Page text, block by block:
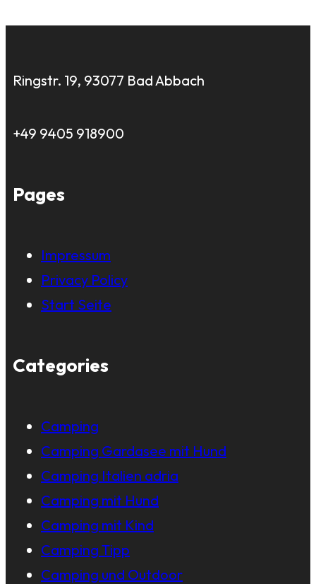
Ringstr. 19, 93077 Bad Abbach
+49 9405 918900
Pages
Impressum
Privacy Policy
Start Seite
Categories
Camping
Camping Gardasee mit Hund
Camping Italien adria
Camping mit Hund
Camping mit Kind
Camping Tipp
Camping und Outdoor